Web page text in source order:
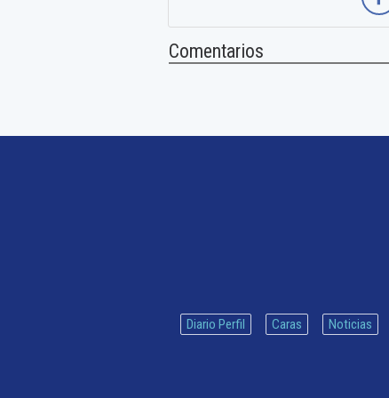
Comentarios
Diario Perfil Caras Noticias